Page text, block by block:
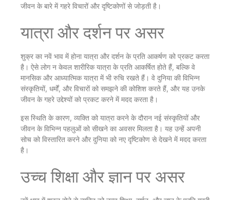
जीवन के बारे में गहरे विचारों और दृष्टिकोणों से जोड़ती है।
यात्रा और दर्शन पर असर
शुक्र का नवें भाव में होना यात्रा और दर्शन के प्रति आकर्षण को प्रकट करता
है। ऐसे लोग न केवल शारीरिक यात्रा के प्रति आकर्षित होते हैं, बल्कि वे
मानसिक और आध्यात्मिक यात्रा में भी रुचि रखते हैं। वे दुनिया की विभिन्न
संस्कृतियों, धर्मों, और विचारों को समझने की कोशिश करते हैं, और यह उनके
जीवन के गहरे उद्देश्यों को प्रकट करने में मदद करता है।
इस स्थिति के कारण, व्यक्ति को यात्रा करने के दौरान नई संस्कृतियों और
जीवन के विभिन्न पहलुओं को सीखने का अवसर मिलता है। यह उन्हें अपनी
सोच को विस्तारित करने और दुनिया को नए दृष्टिकोण से देखने में मदद करता
है।
उच्च शिक्षा और ज्ञान पर असर